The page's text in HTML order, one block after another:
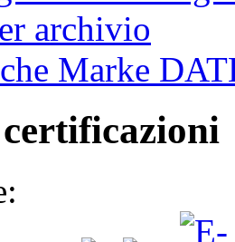
archivio
Marke